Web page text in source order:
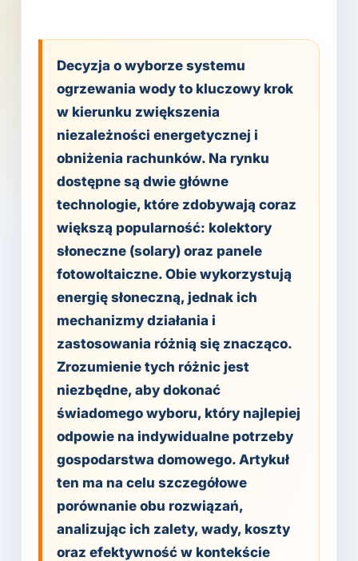
Decyzja o wyborze systemu
ogrzewania wody to kluczowy krok
w kierunku zwiększenia
niezależności energetycznej i
obniżenia rachunków. Na rynku
dostępne są dwie główne
technologie, które zdobywają coraz
większą popularność: kolektory
słoneczne (solary) oraz panele
fotowoltaiczne. Obie wykorzystują
energię słoneczną, jednak ich
mechanizmy działania i
zastosowania różnią się znacząco.
Zrozumienie tych różnic jest
niezbędne, aby dokonać
świadomego wyboru, który najlepiej
odpowie na indywidualne potrzeby
gospodarstwa domowego. Artykuł
ten ma na celu szczegółowe
porównanie obu rozwiązań,
analizując ich zalety, wady, koszty
oraz efektywność w kontekście